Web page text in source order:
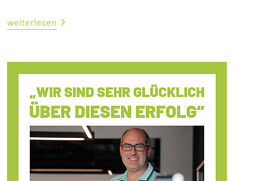
weiterlesen